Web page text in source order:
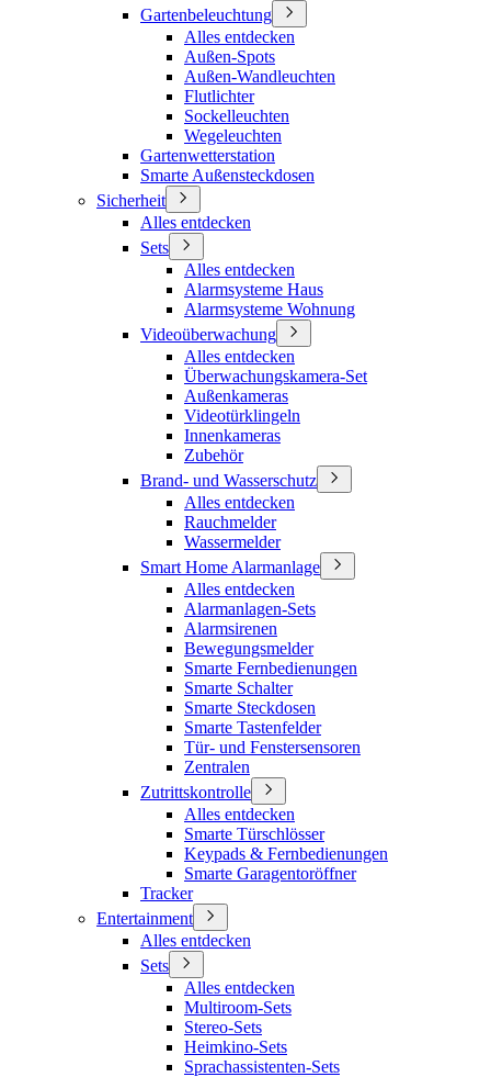
Gartenbeleuchtung
Alles entdecken
Außen-Spots
Außen-Wandleuchten
Flutlichter
Sockelleuchten
Wegeleuchten
Gartenwetterstation
Smarte Außensteckdosen
Sicherheit
Alles entdecken
Sets
Alles entdecken
Alarmsysteme Haus
Alarmsysteme Wohnung
Videoüberwachung
Alles entdecken
Überwachungskamera-Set
Außenkameras
Videotürklingeln
Innenkameras
Zubehör
Brand- und Wasserschutz
Alles entdecken
Rauchmelder
Wassermelder
Smart Home Alarmanlage
Alles entdecken
Alarmanlagen-Sets
Alarmsirenen
Bewegungsmelder
Smarte Fernbedienungen
Smarte Schalter
Smarte Steckdosen
Smarte Tastenfelder
Tür- und Fenstersensoren
Zentralen
Zutrittskontrolle
Alles entdecken
Smarte Türschlösser
Keypads & Fernbedienungen
Smarte Garagentoröffner
Tracker
Entertainment
Alles entdecken
Sets
Alles entdecken
Multiroom-Sets
Stereo-Sets
Heimkino-Sets
Sprachassistenten-Sets